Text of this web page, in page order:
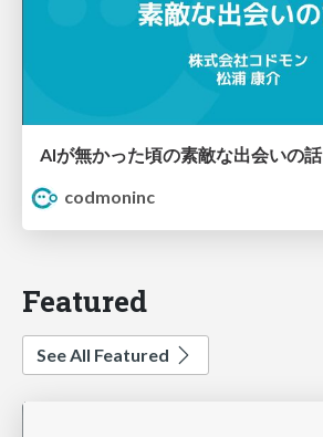
AIが無かった頃の素敵な出会いの話
codmoninc
Featured
See All Featured